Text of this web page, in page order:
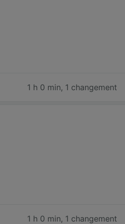
1 h 0 min, 1 changement
1 h 0 min, 1 changement